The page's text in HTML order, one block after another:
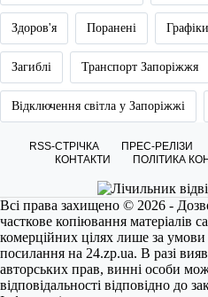
Здоров'я Поранені
Загиблі Транспорт Запоріжжя
Відключення світла у Запоріжжі
RSS-СТРІЧКА ПРЕС-РЕЛІЗИ
КОНТАКТИ
ПОЛІТИКА
Всі права захищено © 2026 -
часткове копіювання матеріалів
комерційних цілях лише за умови
посилання на 24.zp.ua. В разі
авторських прав, винні особи
відповідальності відповідно до